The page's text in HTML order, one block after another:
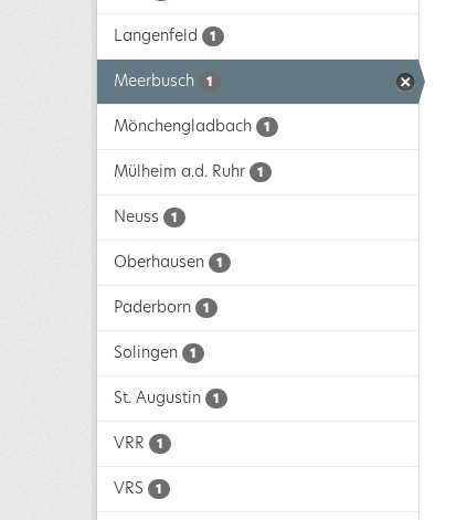
Langenfeld 1
Meerbusch 1
Mönchengladbach 1
Mülheim a.d. Ruhr 1
Neuss 1
Oberhausen 1
Paderborn 1
Solingen 1
St. Augustin 1
VRR 1
VRS 1